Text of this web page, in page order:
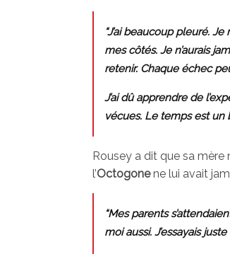
“J’ai beaucoup pleuré.
mes côtés. Je n’aurais
retenir. Chaque échec
J’ai dû apprendre de
vécues. Le temps est un
Rousey a dit que sa
l’Octogonene lui avait
“Mes parents
moi aussi. J’essayais